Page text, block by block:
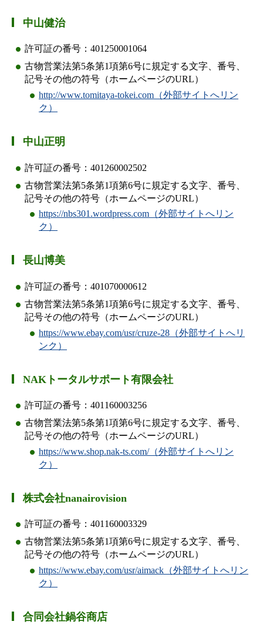
中山健治
許可証の番号：401250001064
古物営業法第5条第1項第6号に規定する文字、番号、
記号その他の符号（ホームページのURL）
http://www.tomitaya-tokei.com（外部サイトへリン
ク）
中山正明
許可証の番号：401260002502
古物営業法第5条第1項第6号に規定する文字、番号、
記号その他の符号（ホームページのURL）
https://nbs301.wordpress.com（外部サイトへリン
ク）
長山博美
許可証の番号：401070000612
古物営業法第5条第1項第6号に規定する文字、番号、
記号その他の符号（ホームページのURL）
https://www.ebay.com/usr/cruze-28（外部サイトへリ
ンク）
NAKトータルサポート有限会社
許可証の番号：401160003256
古物営業法第5条第1項第6号に規定する文字、番号、
記号その他の符号（ホームページのURL）
https://www.shop.nak-ts.com/（外部サイトへリン
ク）
株式会社nanairovision
許可証の番号：401160003329
古物営業法第5条第1項第6号に規定する文字、番号、
記号その他の符号（ホームページのURL）
https://www.ebay.com/usr/aimack（外部サイトへリン
ク）
合同会社鍋谷商店